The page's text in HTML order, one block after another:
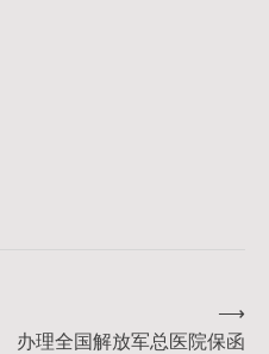
办理全国解放军总医院保函
⟶